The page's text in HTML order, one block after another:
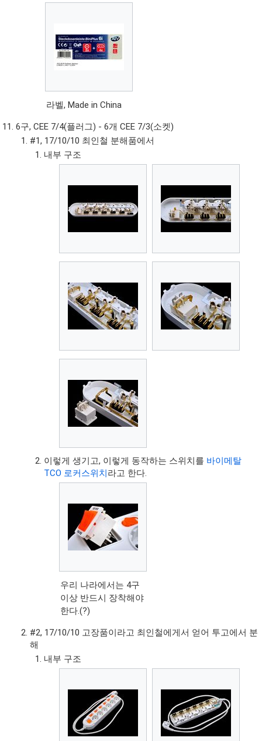
라벨, Made in China
6구, CEE 7/4(플러그) - 6개 CEE 7/3(소켓)
#1, 17/10/10 최인철 분해품에서
내부 구조
이렇게 생기고, 이렇게 동작하는 스위치를 바이메탈
TCO 로커스위치라고 한다.
우리 나라에서는 4구
이상 반드시 장착해야
한다.(?)
#2, 17/10/10 고장품이라고 최인철에게서 얻어 투고에서 분
해
내부 구조